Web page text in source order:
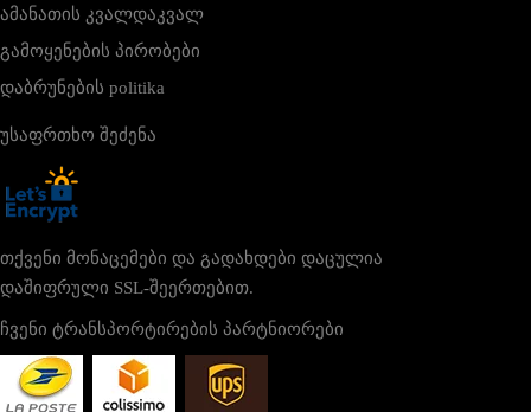
ამანათის კვალდაკვალ
გამოყენების პირობები
დაბრუნების politika
უსაფრთხო შეძენა
თქვენი მონაცემები და გადახდები დაცულია
დაშიფრული SSL-შეერთებით.
ჩვენი ტრანსპორტირების პარტნიორები